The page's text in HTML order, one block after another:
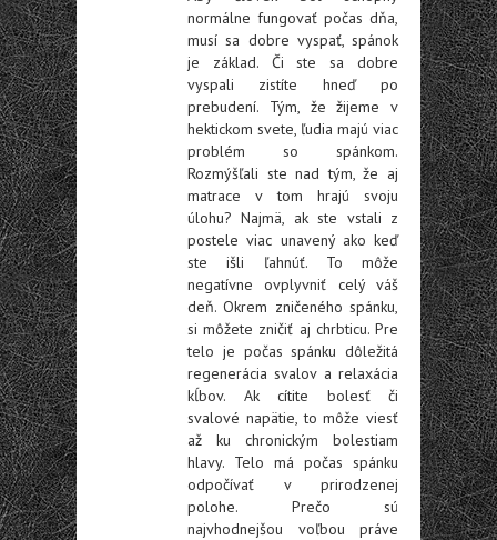
normálne fungovať počas dňa,
musí sa dobre vyspať, spánok
je základ. Či ste sa dobre
vyspali zistíte hneď po
prebudení. Tým, že žijeme v
hektickom svete, ľudia majú viac
problém so spánkom.
Rozmýšľali ste nad tým, že aj
matrace v tom hrajú svoju
úlohu? Najmä, ak ste vstali z
postele viac unavený ako keď
ste išli ľahnúť. To môže
negatívne ovplyvniť celý váš
deň. Okrem zničeného spánku,
si môžete zničiť aj chrbticu. Pre
telo je počas spánku dôležitá
regenerácia svalov a relaxácia
kĺbov. Ak cítite bolesť či
svalové napätie, to môže viesť
až ku chronickým bolestiam
hlavy. Telo má počas spánku
odpočívať v prirodzenej
polohe. Prečo sú
najvhodnejšou voľbou práve